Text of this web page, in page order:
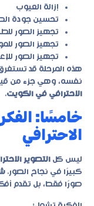
إزالة العيوب
تحسين جودة
تجهيز الصور
تجهيز الصور
تجهيز الصور
هذه المرحلة قد
نفسه، وهي جزء من
الاحترافي في الكويت.
خامسًا:
الاحترافي
ليس كل التصوير
كبيرًا في نجاح الصور.
صورًا فقط، بل تقدم